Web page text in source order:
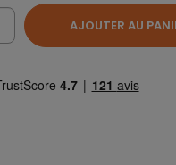
AJOUTER AU